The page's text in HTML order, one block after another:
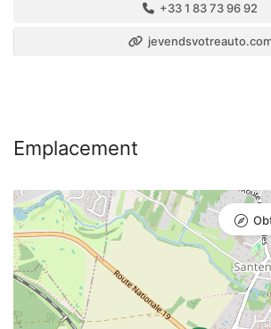
+33 1 83 73 96 92
Emplacement